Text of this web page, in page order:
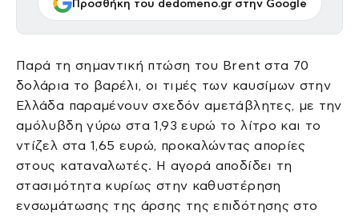
Προσθήκη του dedomeno.gr στην Google
Παρά τη σημαντική πτώση του Brent στα 70
δολάρια το βαρέλι, οι τιμές των καυσίμων στην
Ελλάδα παραμένουν σχεδόν αμετάβλητες, με την
αμόλυβδη γύρω στα 1,93 ευρώ το λίτρο και το
ντίζελ στα 1,65 ευρώ, προκαλώντας απορίες
στους καταναλωτές. Η αγορά αποδίδει τη
στασιμότητα κυρίως στην καθυστέρηση
ενσωμάτωσης της άρσης της επιδότησης στο